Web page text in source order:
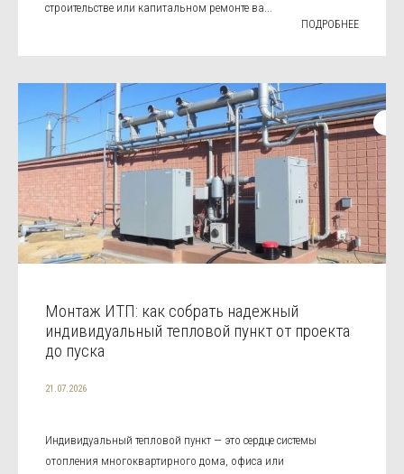
строительстве или капитальном ремонте ва...
ПОДРОБНЕЕ
Монтаж ИТП: как собрать надежный
индивидуальный тепловой пункт от проекта
до пуска
21.07.2026
Индивидуальный тепловой пункт — это сердце системы
отопления многоквартирного дома, офиса или